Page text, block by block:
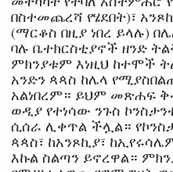
በስተመጨረሻ የሄደበት)፣
(ማርቆስ በዚያ ነበረ ይላሉ)
ባሉ ቤተክርስቲያኖች ዘንድ
ምክንያቱም እነዚህ ከተሞች
አንድን ጳጳስ ከሌላ
አልነበረም። ይህም መጽሐፍ
ወዲያ የተነሳው ንጉስ
ሲሰራ ሊቀጥል ችሏል።
ጳጳስ፣ ከአንጾኪያ፣
እኩል ስልጣን ይኖረዋል።